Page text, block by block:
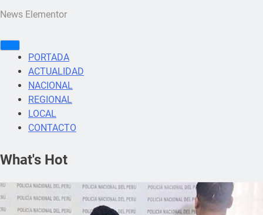
News Elementor
PORTADA
ACTUALIDAD
NACIONAL
REGIONAL
LOCAL
CONTACTO
What's Hot